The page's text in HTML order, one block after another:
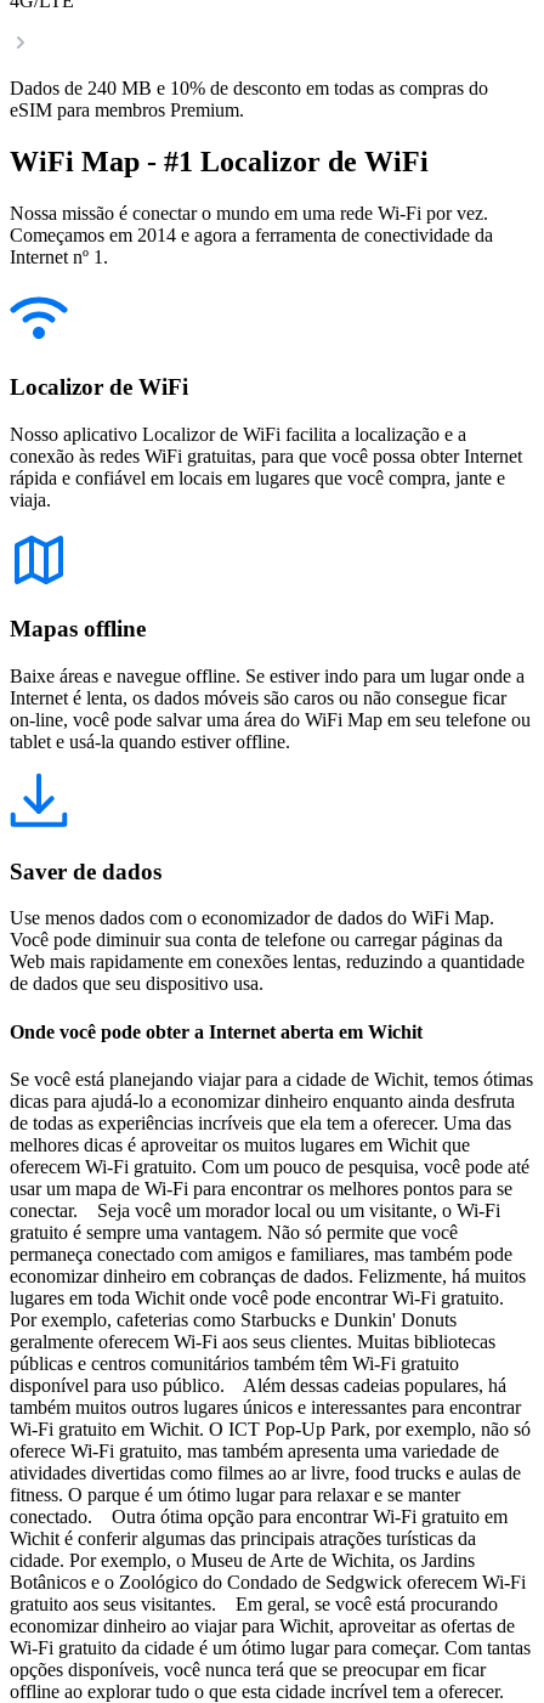
Dados de 240 MB e 10% de desconto em todas as compras do
eSIM para membros Premium.
WiFi Map - #1 Localizor de WiFi
Nossa missão é conectar o mundo em uma rede Wi-Fi por vez.
Começamos em 2014 e agora a ferramenta de conectividade da
Internet nº 1.
Localizor de WiFi
Nosso aplicativo Localizor de WiFi facilita a localização e a
conexão às redes WiFi gratuitas, para que você possa obter Internet
rápida e confiável em locais em lugares que você compra, jante e
viaja.
Mapas offline
Baixe áreas e navegue offline. Se estiver indo para um lugar onde a
Internet é lenta, os dados móveis são caros ou não consegue ficar
on-line, você pode salvar uma área do WiFi Map em seu telefone ou
tablet e usá-la quando estiver offline.
Saver de dados
Use menos dados com o economizador de dados do WiFi Map.
Você pode diminuir sua conta de telefone ou carregar páginas da
Web mais rapidamente em conexões lentas, reduzindo a quantidade
de dados que seu dispositivo usa.
Onde você pode obter a Internet aberta em Wichit
Se você está planejando viajar para a cidade de Wichit, temos ótimas
dicas para ajudá-lo a economizar dinheiro enquanto ainda desfruta
de todas as experiências incríveis que ela tem a oferecer. Uma das
melhores dicas é aproveitar os muitos lugares em Wichit que
oferecem Wi-Fi gratuito. Com um pouco de pesquisa, você pode até
usar um mapa de Wi-Fi para encontrar os melhores pontos para se
conectar. Seja você um morador local ou um visitante, o Wi-Fi
gratuito é sempre uma vantagem. Não só permite que você
permaneça conectado com amigos e familiares, mas também pode
economizar dinheiro em cobranças de dados. Felizmente, há muitos
lugares em toda Wichit onde você pode encontrar Wi-Fi gratuito.
Por exemplo, cafeterias como Starbucks e Dunkin' Donuts
geralmente oferecem Wi-Fi aos seus clientes. Muitas bibliotecas
públicas e centros comunitários também têm Wi-Fi gratuito
disponível para uso público. Além dessas cadeias populares, há
também muitos outros lugares únicos e interessantes para encontrar
Wi-Fi gratuito em Wichit. O ICT Pop-Up Park, por exemplo, não só
oferece Wi-Fi gratuito, mas também apresenta uma variedade de
atividades divertidas como filmes ao ar livre, food trucks e aulas de
fitness. O parque é um ótimo lugar para relaxar e se manter
conectado. Outra ótima opção para encontrar Wi-Fi gratuito em
Wichit é conferir algumas das principais atrações turísticas da
cidade. Por exemplo, o Museu de Arte de Wichita, os Jardins
Botânicos e o Zoológico do Condado de Sedgwick oferecem Wi-Fi
gratuito aos seus visitantes. Em geral, se você está procurando
economizar dinheiro ao viajar para Wichit, aproveitar as ofertas de
Wi-Fi gratuito da cidade é um ótimo lugar para começar. Com tantas
opções disponíveis, você nunca terá que se preocupar em ficar
offline ao explorar tudo o que esta cidade incrível tem a oferecer.